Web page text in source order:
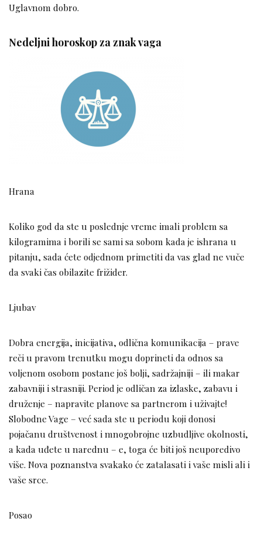
Uglavnom dobro.
Nedeljni horoskop za znak vaga
Hrana
Koliko god da ste u poslednje vreme imali problem sa
kilogramima i borili se sami sa sobom kada je ishrana u
pitanju, sada ćete odjednom primetiti da vas glad ne vuče
da svaki čas obilazite frižider.
Ljubav
Dobra energija, inicijativa, odlična komunikacija – prave
reči u pravom trenutku mogu doprineti da odnos sa
voljenom osobom postane još bolji, sadržajniji – ili makar
zabavniji i strasniji. Period je odličan za izlaske, zabavu i
druženje – napravite planove sa partnerom i uživajte!
Slobodne Vage – već sada ste u periodu koji donosi
pojačanu društvenost i mnogobrojne uzbudljive okolnosti,
a kada uđete u narednu – e, toga će biti još neuporedivo
više. Nova poznanstva svakako će zatalasati i vaše misli ali i
vaše srce.
Posao